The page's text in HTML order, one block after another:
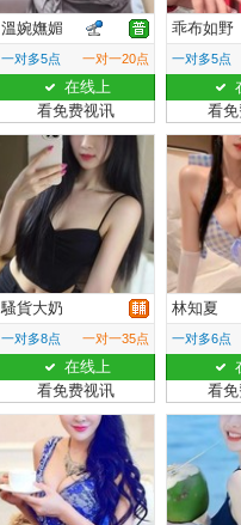
溫婉嫵媚
一对多5点 一对一20点
在线上
看免费视讯
乖布如野
一对多5点
看
騷貨大奶
一对多8点 一对一35点
在线上
看免费视讯
林知夏
一对多6点
看